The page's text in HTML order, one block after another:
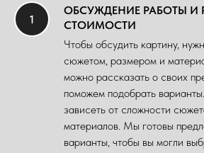
ОБСУЖДЕНИЕ РАБОТЫ И
СТОИМОСТИ
Чтобы обсудить картину,
сюжетом, размером и
можно рассказать о своих
поможем подобрать
зависеть от сложности
материалов. Мы готовы
варианты, чтобы вы могли